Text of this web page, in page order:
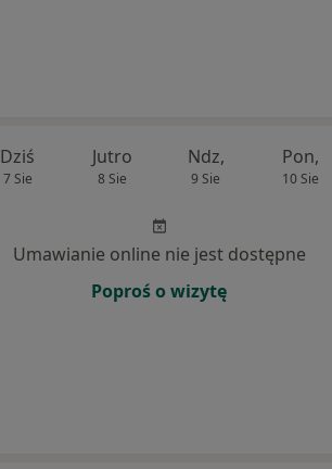
Dziś
7 Sie
Jutro
8 Sie
Ndz,
9 Sie
Pon,
10 Sie
Umawianie online nie jest dostępne
Poproś o wizytę